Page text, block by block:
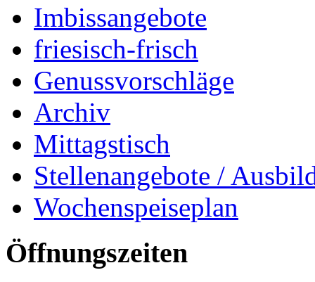
Imbissangebote
friesisch-frisch
Genussvorschläge
Archiv
Mittagstisch
Stellenangebote /
Wochenspeiseplan
Öffnungszeiten